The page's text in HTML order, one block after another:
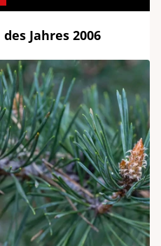
Jahres 2006